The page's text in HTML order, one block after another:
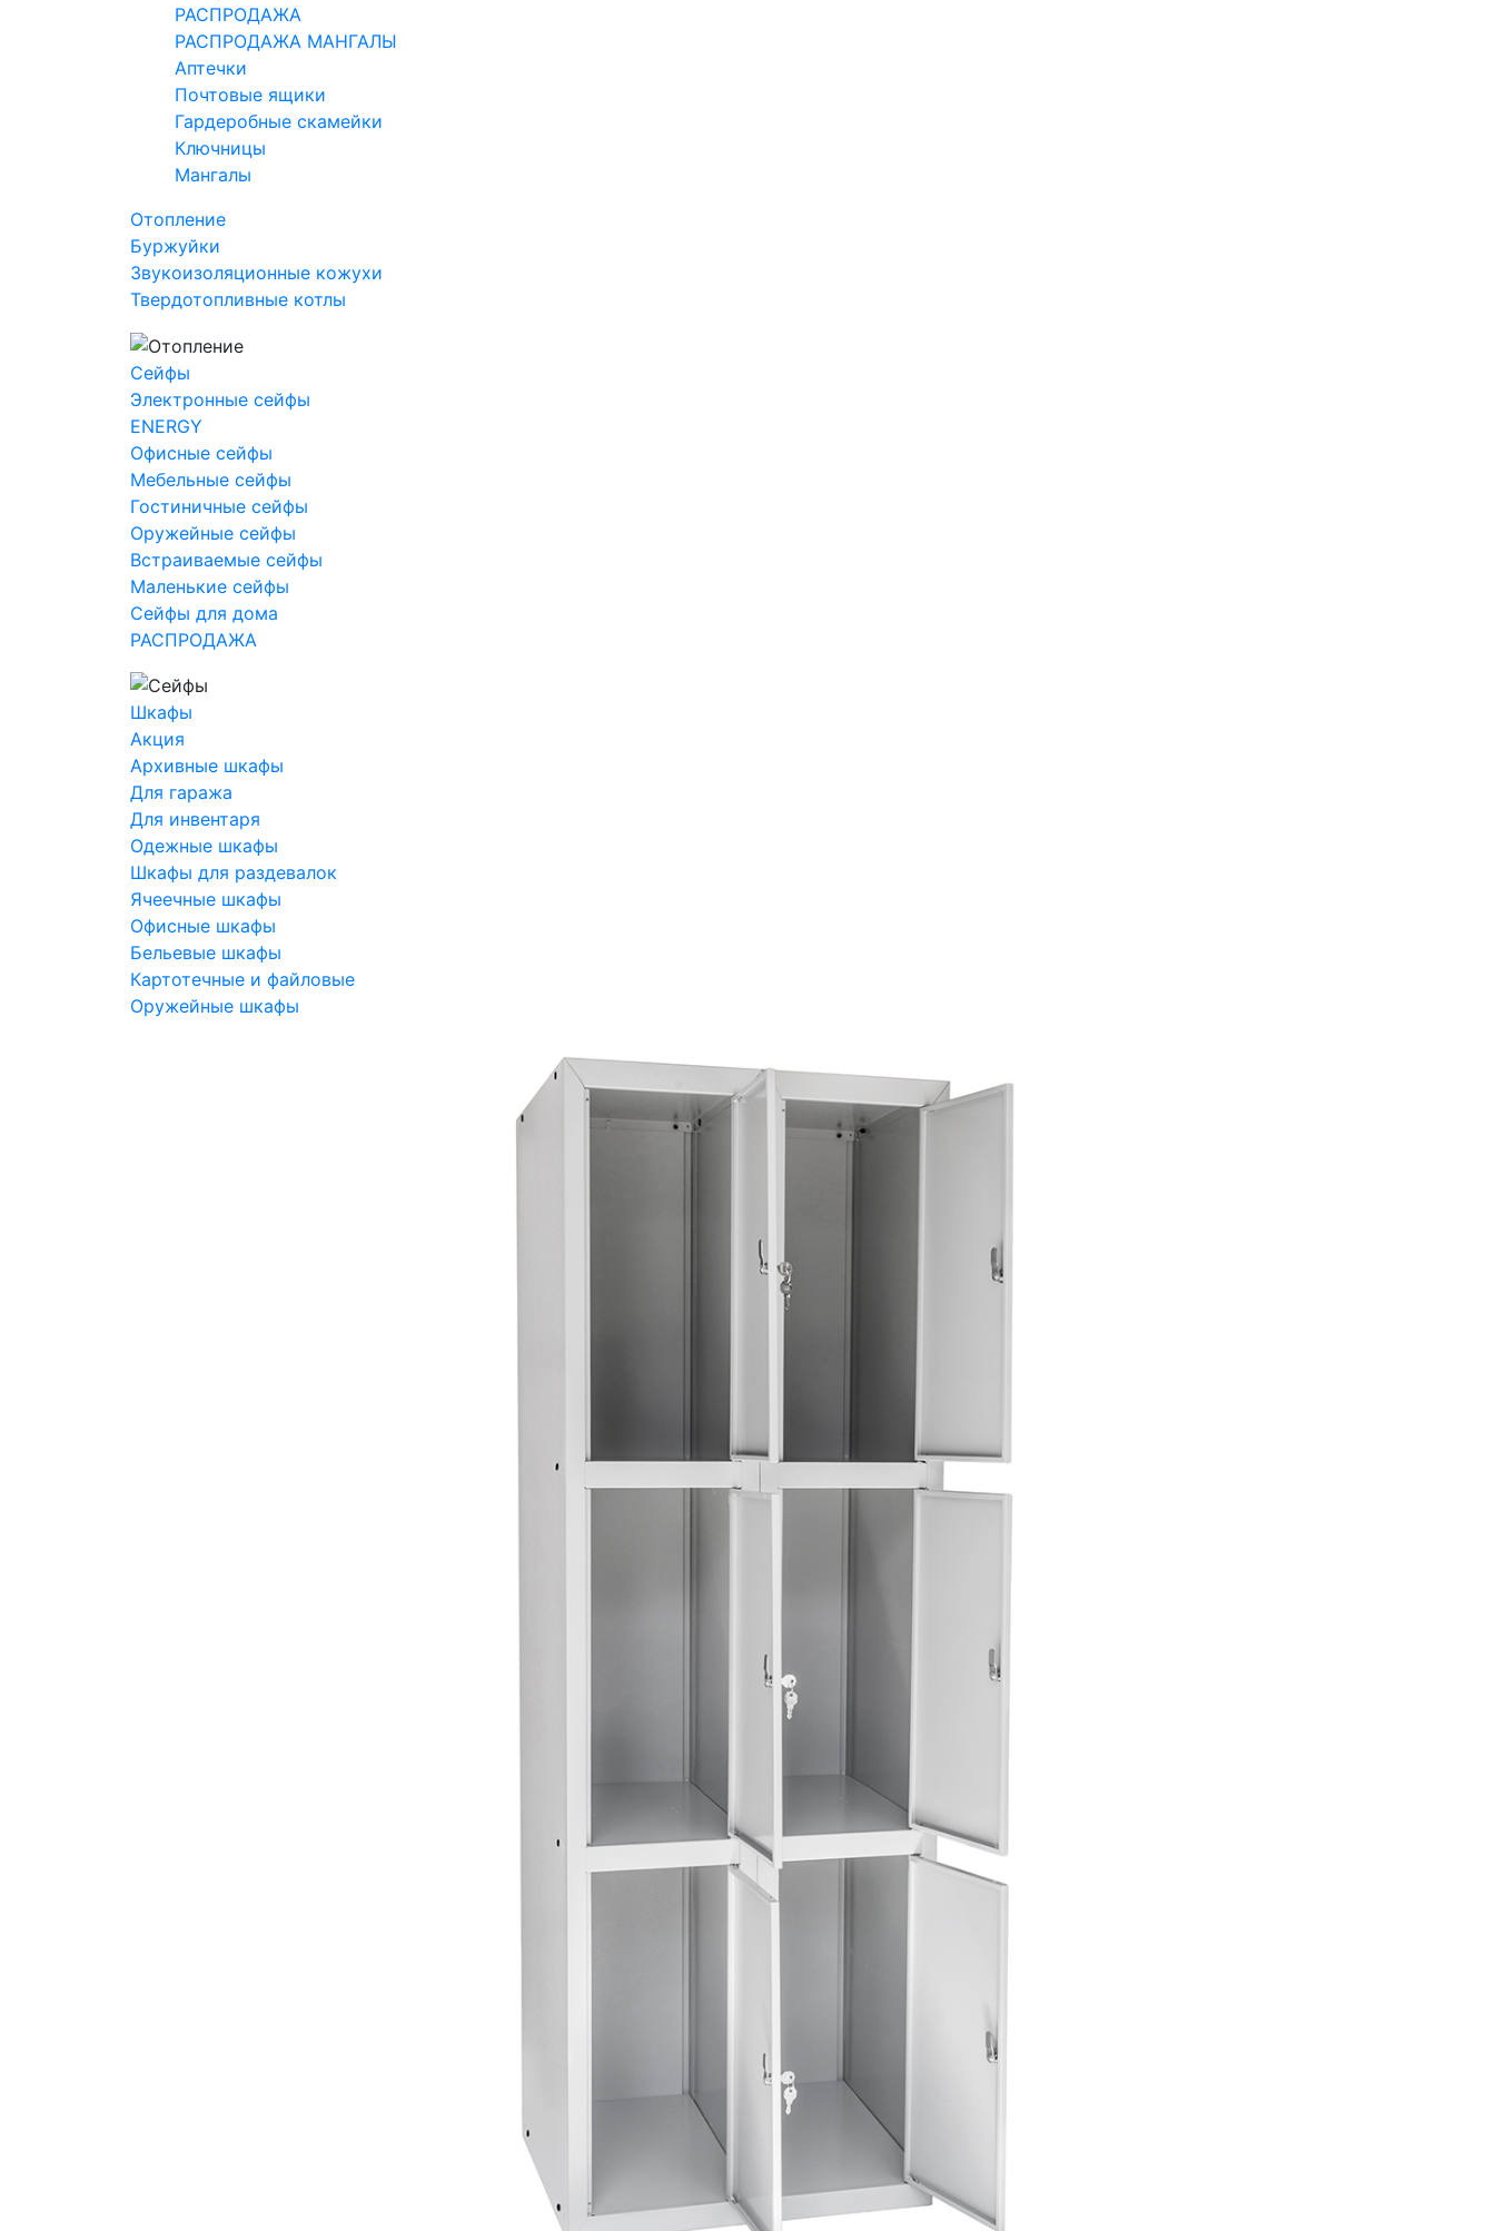
РАСПРОДАЖА
РАСПРОДАЖА МАНГАЛЫ
Аптечки
Почтовые ящики
Гардеробные скамейки
Ключницы
Мангалы
Отопление
Буржуйки
Звукоизоляционные кожухи
Твердотопливные котлы
Сейфы
Электронные сейфы
ENERGY
Офисные сейфы
Мебельные сейфы
Гостиничные сейфы
Оружейные сейфы
Встраиваемые сейфы
Маленькие сейфы
Сейфы для дома
РАСПРОДАЖА
Шкафы
Акция
Архивные шкафы
Для гаража
Для инвентаря
Одежные шкафы
Шкафы для раздевалок
Ячеечные шкафы
Офисные шкафы
Бельевые шкафы
Картотечные и файловые
Оружейные шкафы